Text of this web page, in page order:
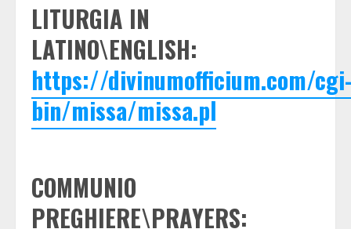
LITURGIA IN
LATINO\ENGLISH:
https://divinumofficium.com/
bin/missa/missa.pl
COMMUNIO
PREGHIERE\PRAYERS: